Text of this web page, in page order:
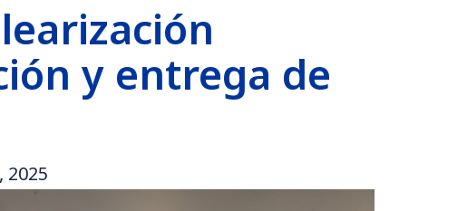
y entrega de
2025